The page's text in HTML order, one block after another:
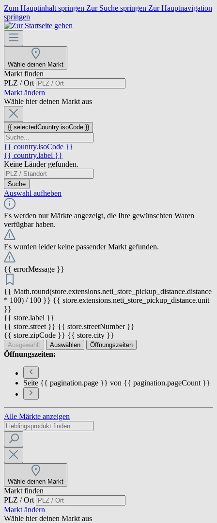
Zum Hauptinhalt springen Zur Suche springen Zur Hauptnavigation
springen
Wähle deinen Markt
Markt finden
PLZ / Ort
Markt ändern
Wähle hier deinen Markt aus
{{ selectedCountry.isoCode }}
{{ country.isoCode }}
{{ country.label }}
Keine Länder gefunden.
Suche
Auswahl aufheben
Es werden nur Märkte angezeigt, die Ihre gewünschten Waren
verfügbar haben.
Es wurden leider keine passender Markt gefunden.
{{ errorMessage }}
{{ Math.round(store.extensions.neti_store_pickup_distance.distance
* 100) / 100 }} {{ store.extensions.neti_store_pickup_distance.unit
}}
{{ store.label }}
{{ store.street }} {{ store.streetNumber }}
{{ store.zipCode }} {{ store.city }}
Ausgewählt Auswählen Öffnungszeiten
Öffnungszeiten:
Seite {{ pagination.page }} von {{ pagination.pageCount }}
Alle Märkte anzeigen
Wähle deinen Markt
Markt finden
PLZ / Ort
Markt ändern
Wähle hier deinen Markt aus